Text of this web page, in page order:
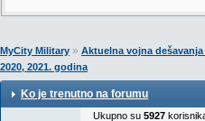
MyCity Military » Aktuelna vojna
2020, 2021. godina
Ko je trenutno na forumu
Ukupno su 5927